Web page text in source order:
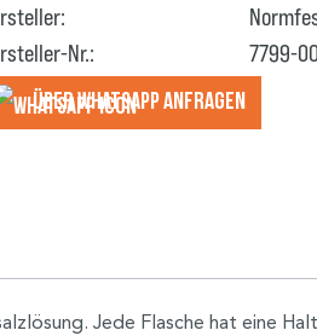
Nr.:
7799-
Über WhatsApp anfragеn
Jede Flasche hat eine